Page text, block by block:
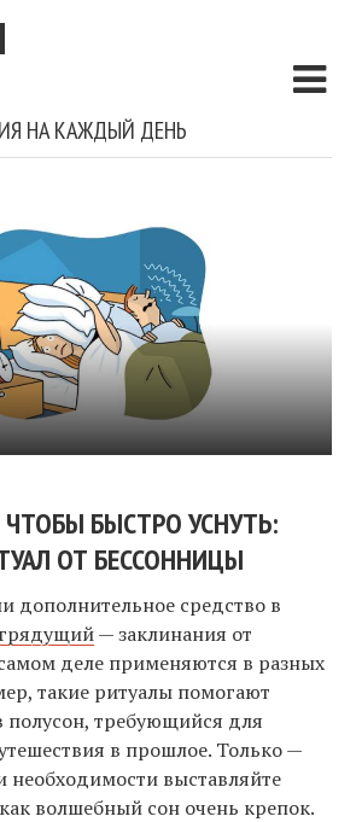
НА КАЖДЫЙ ДЕНЬ
БЫСТРО УСНУТЬ:
ОТ БЕССОННИЦЫ
дополнительное средство в
— заклинания от
деле применяются в разных
такие ритуалы помогают
полусон, требующийся для
в прошлое. Только —
необходимости выставляйте
волшебный сон очень крепок.